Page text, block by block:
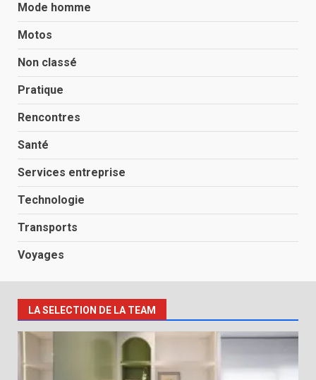
Mode homme
Motos
Non classé
Pratique
Rencontres
Santé
Services entreprise
Technologie
Transports
Voyages
LA SELECTION DE LA TEAM